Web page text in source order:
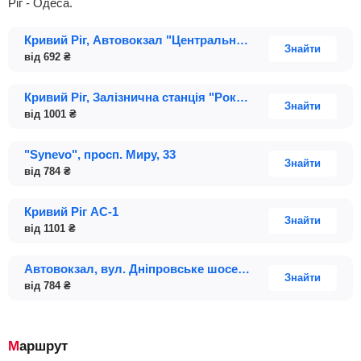
Ріг - Одеса.
Кривий Ріг, Автовокзал "Центральний", Дніпровське шосе; будинок 1А
від 692 ₴
Знайти
Кривий Ріг АС-1
від 1101 ₴
Знайти
Кривий Ріг, Залізнична станція "Рокувата", вулиця Сергія Колачевського; будинок 3
від 1001 ₴
Знайти
Автовокзал, вул. Дніпровське шосе, 1 (автобусна зупинка біля автовокзалу)
від 784 ₴
Знайти
"Synevo", просп. Миру, 33
від 784 ₴
Знайти
Маршрут